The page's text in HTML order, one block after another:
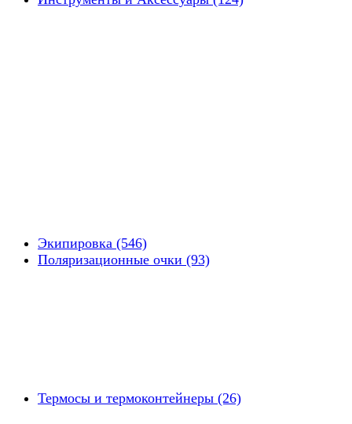
Экипировка (546)
Поляризационные очки (93)
Термосы и термоконтейнеры (26)